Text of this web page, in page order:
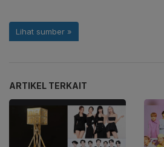
ARTIKEL TERKAIT